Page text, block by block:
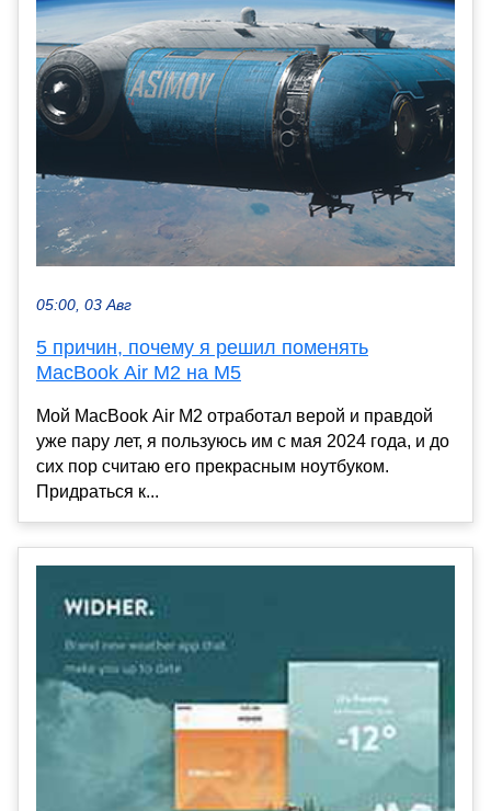
05:00, 03 Авг
5 причин, почему я решил поменять
MacBook Air M2 на M5
Мой MacBook Air M2 отработал верой и правдой
уже пару лет, я пользуюсь им с мая 2024 года, и до
сих пор считаю его прекрасным ноутбуком.
Придраться к...